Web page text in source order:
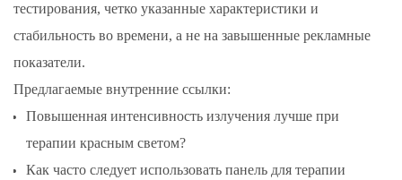
тестирования, четко указанные характеристики и
стабильность во времени, а не на завышенные рекламные
показатели.
Предлагаемые внутренние ссылки:
Повышенная интенсивность излучения лучше при
терапии красным светом?
Как часто следует использовать панель для терапии